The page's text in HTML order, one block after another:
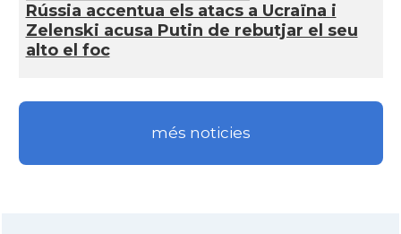
Rússia accentua els atacs a Ucraïna i
Zelenski acusa Putin de rebutjar el seu
alto el foc
més noticies